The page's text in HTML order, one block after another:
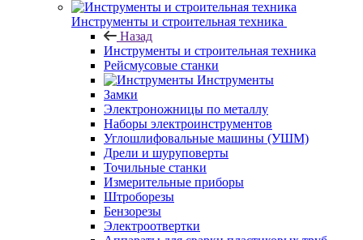
Инструменты и строительная техника
Назад
Инструменты и строительная техника
Рейсмусовые станки
Инструменты
Замки
Электроножницы по металлу
Наборы электроинструментов
Углошлифовальные машины (УШМ)
Дрели и шуруповерты
Точильные станки
Измерительные приборы
Штроборезы
Бензорезы
Электроотвертки